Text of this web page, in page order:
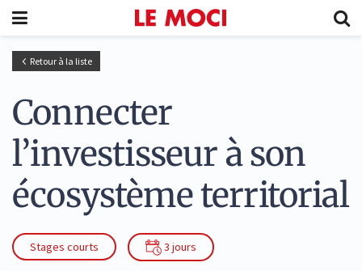
Retour à la liste
Connecter
l’investisseur à son
écosystème territorial
Stages courts 3 jours